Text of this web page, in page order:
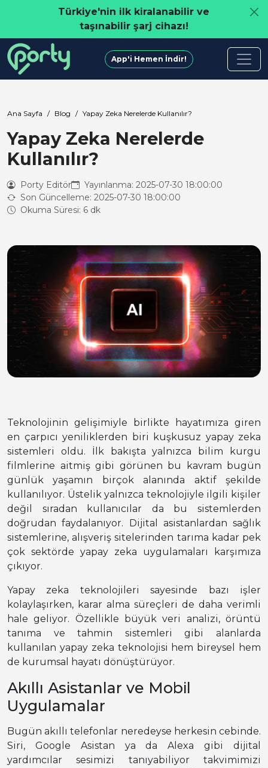
Türkiye'nin ilk kiralanabilir ve
taşınabilir şarj cihazı!
App'i Hemen İndir!
Ana Sayfa Blog Yapay Zeka Nerelerde Kullanılır?
Yapay Zeka Nerelerde
Kullanılır?
Porty Editör
Yayınlanma: 2025-07-30 18:00:00
Son Güncelleme: 2025-07-30 18:00:00
Okuma Süresi: 6 dk
Teknolojinin gelişimiyle birlikte hayatımıza giren
en çarpıcı yeniliklerden biri kuşkusuz yapay zeka
sistemleri oldu. İlk bakışta yalnızca bilim kurgu
filmlerine aitmiş gibi görünen bu kavram bugün
günlük yaşamın birçok alanında aktif şekilde
kullanılıyor. Üstelik yalnızca teknolojiyle ilgili kişiler
değil sıradan kullanıcılar da bu sistemlerden
doğrudan faydalanıyor. Dijital asistanlardan sağlık
sistemlerine, alışveriş sitelerinden tarıma kadar pek
çok sektörde yapay zeka uygulamaları karşımıza
çıkıyor.
Yapay zeka teknolojileri sayesinde bazı işler
kolaylaşırken, karar alma süreçleri de daha verimli
hale geliyor. Özellikle büyük veri analizi, örüntü
tanıma ve tahmin sistemleri gibi alanlarda
kullanılan yapay zeka teknolojisi hem bireysel hem
de kurumsal hayatı dönüştürüyor.
Akıllı Asistanlar ve Mobil
Uygulamalar
Bugün akıllı telefonlar neredeyse herkesin cebinde.
Siri, Google Asistan ya da Alexa gibi dijital
yardımcılar sesimizi tanıyabiliyor takvimimizi